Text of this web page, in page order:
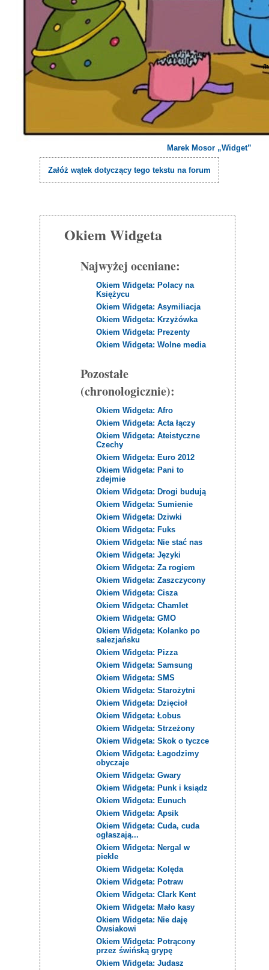
Marek Mosor „Widget”
Załóż wątek dotyczący tego tekstu na forum
Okiem Widgeta
Najwyżej oceniane:
Okiem Widgeta: Polacy na
Księżycu
Okiem Widgeta: Asymiliacja
Okiem Widgeta: Krzyżówka
Okiem Widgeta: Prezenty
Okiem Widgeta: Wolne media
Pozostałe
(chronologicznie):
Okiem Widgeta: Afro
Okiem Widgeta: Acta łączy
Okiem Widgeta: Ateistyczne
Czechy
Okiem Widgeta: Euro 2012
Okiem Widgeta: Pani to
zdejmie
Okiem Widgeta: Drogi budują
Okiem Widgeta: Sumienie
Okiem Widgeta: Dziwki
Okiem Widgeta: Fuks
Okiem Widgeta: Nie stać nas
Okiem Widgeta: Języki
Okiem Widgeta: Za rogiem
Okiem Widgeta: Zaszczycony
Okiem Widgeta: Cisza
Okiem Widgeta: Chamlet
Okiem Widgeta: GMO
Okiem Widgeta: Kolanko po
salezjańsku
Okiem Widgeta: Pizza
Okiem Widgeta: Samsung
Okiem Widgeta: SMS
Okiem Widgeta: Starożytni
Okiem Widgeta: Dzięcioł
Okiem Widgeta: Łobus
Okiem Widgeta: Strzeżony
Okiem Widgeta: Skok o tyczce
Okiem Widgeta: Łagodzimy
obyczaje
Okiem Widgeta: Gwary
Okiem Widgeta: Punk i ksiądz
Okiem Widgeta: Eunuch
Okiem Widgeta: Apsik
Okiem Widgeta: Cuda, cuda
ogłaszają...
Okiem Widgeta: Nergal w
piekle
Okiem Widgeta: Kolęda
Okiem Widgeta: Potraw
Okiem Widgeta: Clark Kent
Okiem Widgeta: Mało kasy
Okiem Widgeta: Nie daję
Owsiakowi
Okiem Widgeta: Potrącony
przez świńską grypę
Okiem Widgeta: Judasz
/